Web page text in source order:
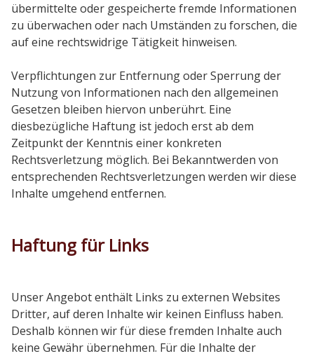
übermittelte oder gespeicherte fremde Informationen
zu überwachen oder nach Umständen zu forschen, die
auf eine rechtswidrige Tätigkeit hinweisen.
Verpflichtungen zur Entfernung oder Sperrung der
Nutzung von Informationen nach den allgemeinen
Gesetzen bleiben hiervon unberührt. Eine
diesbezügliche Haftung ist jedoch erst ab dem
Zeitpunkt der Kenntnis einer konkreten
Rechtsverletzung möglich. Bei Bekanntwerden von
entsprechenden Rechtsverletzungen werden wir diese
Inhalte umgehend entfernen.
Haftung für Links
Unser Angebot enthält Links zu externen Websites
Dritter, auf deren Inhalte wir keinen Einfluss haben.
Deshalb können wir für diese fremden Inhalte auch
keine Gewähr übernehmen. Für die Inhalte der